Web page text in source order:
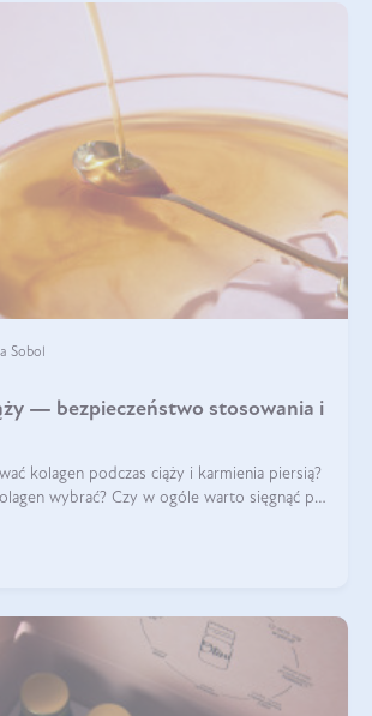
Sobol
— bezpieczeństwo stosowania i
kolagen podczas ciąży i karmienia piersią?
wybrać? Czy w ogóle warto sięgnąć po